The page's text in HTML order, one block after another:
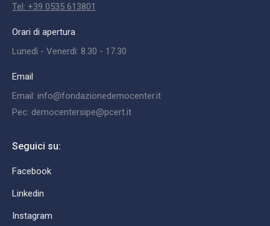
Tel: +39 0535 613801
Orari di apertura
Lunedì - Venerdì: 8.30 - 17.30
Email
Email: info@fondazionedemocenter.it
Pec: democentersipe@pcert.it
Seguici su:
Facebook
Linkedin
Instagram